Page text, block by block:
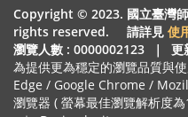
Copyright © 2023. 國立臺灣
rights reserved. 請詳見 使
瀏覽人數 : 0000002123
｜
更
為提供更為穩定的瀏覽品質與
Edge / Google Chrome /
瀏覽器 ( 螢幕最佳瀏覽解析度